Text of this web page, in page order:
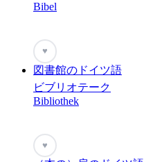
Bibel
♥
図書館のドイツ語
ビブリオテーク
Bibliothek
♥